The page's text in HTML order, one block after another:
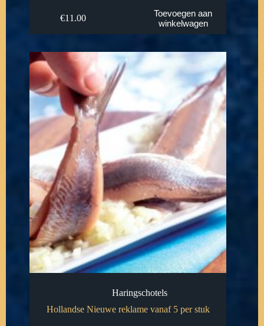
€11.00
Toevoegen aan
winkelwagen
Haringschotels
Hollandse Nieuwe reklame vanaf 5 per stuk